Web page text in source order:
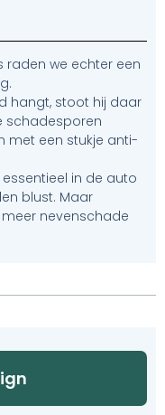
raden we echter een
hangt, stoot hij daar
schadesporen
met een stukje anti-
in de auto
blust. Maar
nevenschade